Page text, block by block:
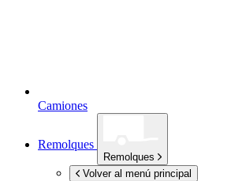
Camiones
Remolques
Remolques
Volver al menú principal